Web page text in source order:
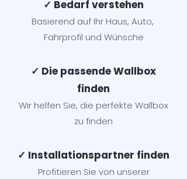
✓ Bedarf verstehen
Basierend auf Ihr Haus, Auto,
Fahrprofil und Wünsche
✓ Die passende Wallbox
finden
Wir helfen Sie, die perfekte Wallbox
zu finden
✓ Installationspartner finden
Profitieren Sie von unserer